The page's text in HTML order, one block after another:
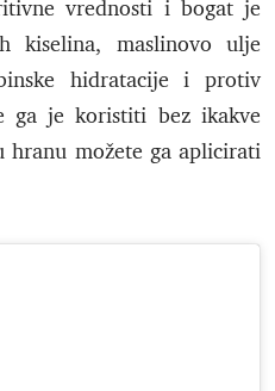
vrednosti i bogat je
kiselina, maslinovo ulje
hidratacije i protiv
ga je koristiti bez ikakve
hranu možete ga aplicirati